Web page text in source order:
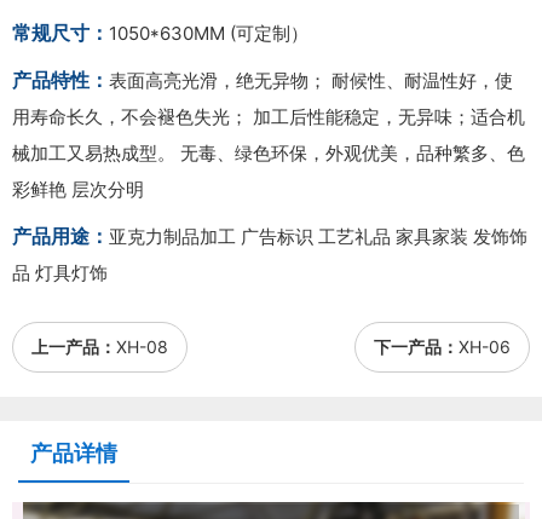
常规尺寸： 1050*630MM (可定制）
产品特性： 表面高亮光滑，绝无异物； 耐候性、耐温性好，使
用寿命长久，不会褪色失光； 加工后性能稳定，无异味；适合机
械加工又易热成型。 无毒、绿色环保，外观优美，品种繁多、色
彩鲜艳 层次分明
产品用途： 亚克力制品加工 广告标识 工艺礼品 家具家装 发饰饰
品 灯具灯饰
上一产品： XH-08 下一产品： XH-06
产品详情